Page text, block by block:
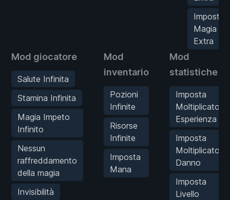
Imposta
Magia
Extra
Mod giocatore
Salute Infinita
Stamina Infinita
Magia Impeto
Infinito
Nessun
raffreddamento
della magia
Invisibilità
Mod
inventario
Pozioni
Infinite
Risorse
Infinite
Imposta
Mana
Mod
statistiche
Imposta
Moltiplicatore
Esperienza
Imposta
Moltiplicatore
Danno
Imposta
Livello